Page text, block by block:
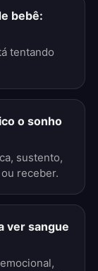
bebê:
tentando
o sonho
sustento,
receber.
ver sangue